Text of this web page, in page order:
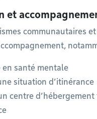
et
communautaires
en santé mentale
situation d’itinérance
centre d’hébergement